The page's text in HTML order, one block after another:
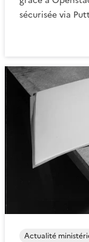
sécurisée via
Actualité